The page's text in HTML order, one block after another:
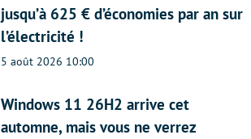
jusqu’à 625 € d’économies par an sur
l’électricité !
5 août 2026 10:00
Windows 11 26H2 arrive cet
automne, mais vous ne verrez